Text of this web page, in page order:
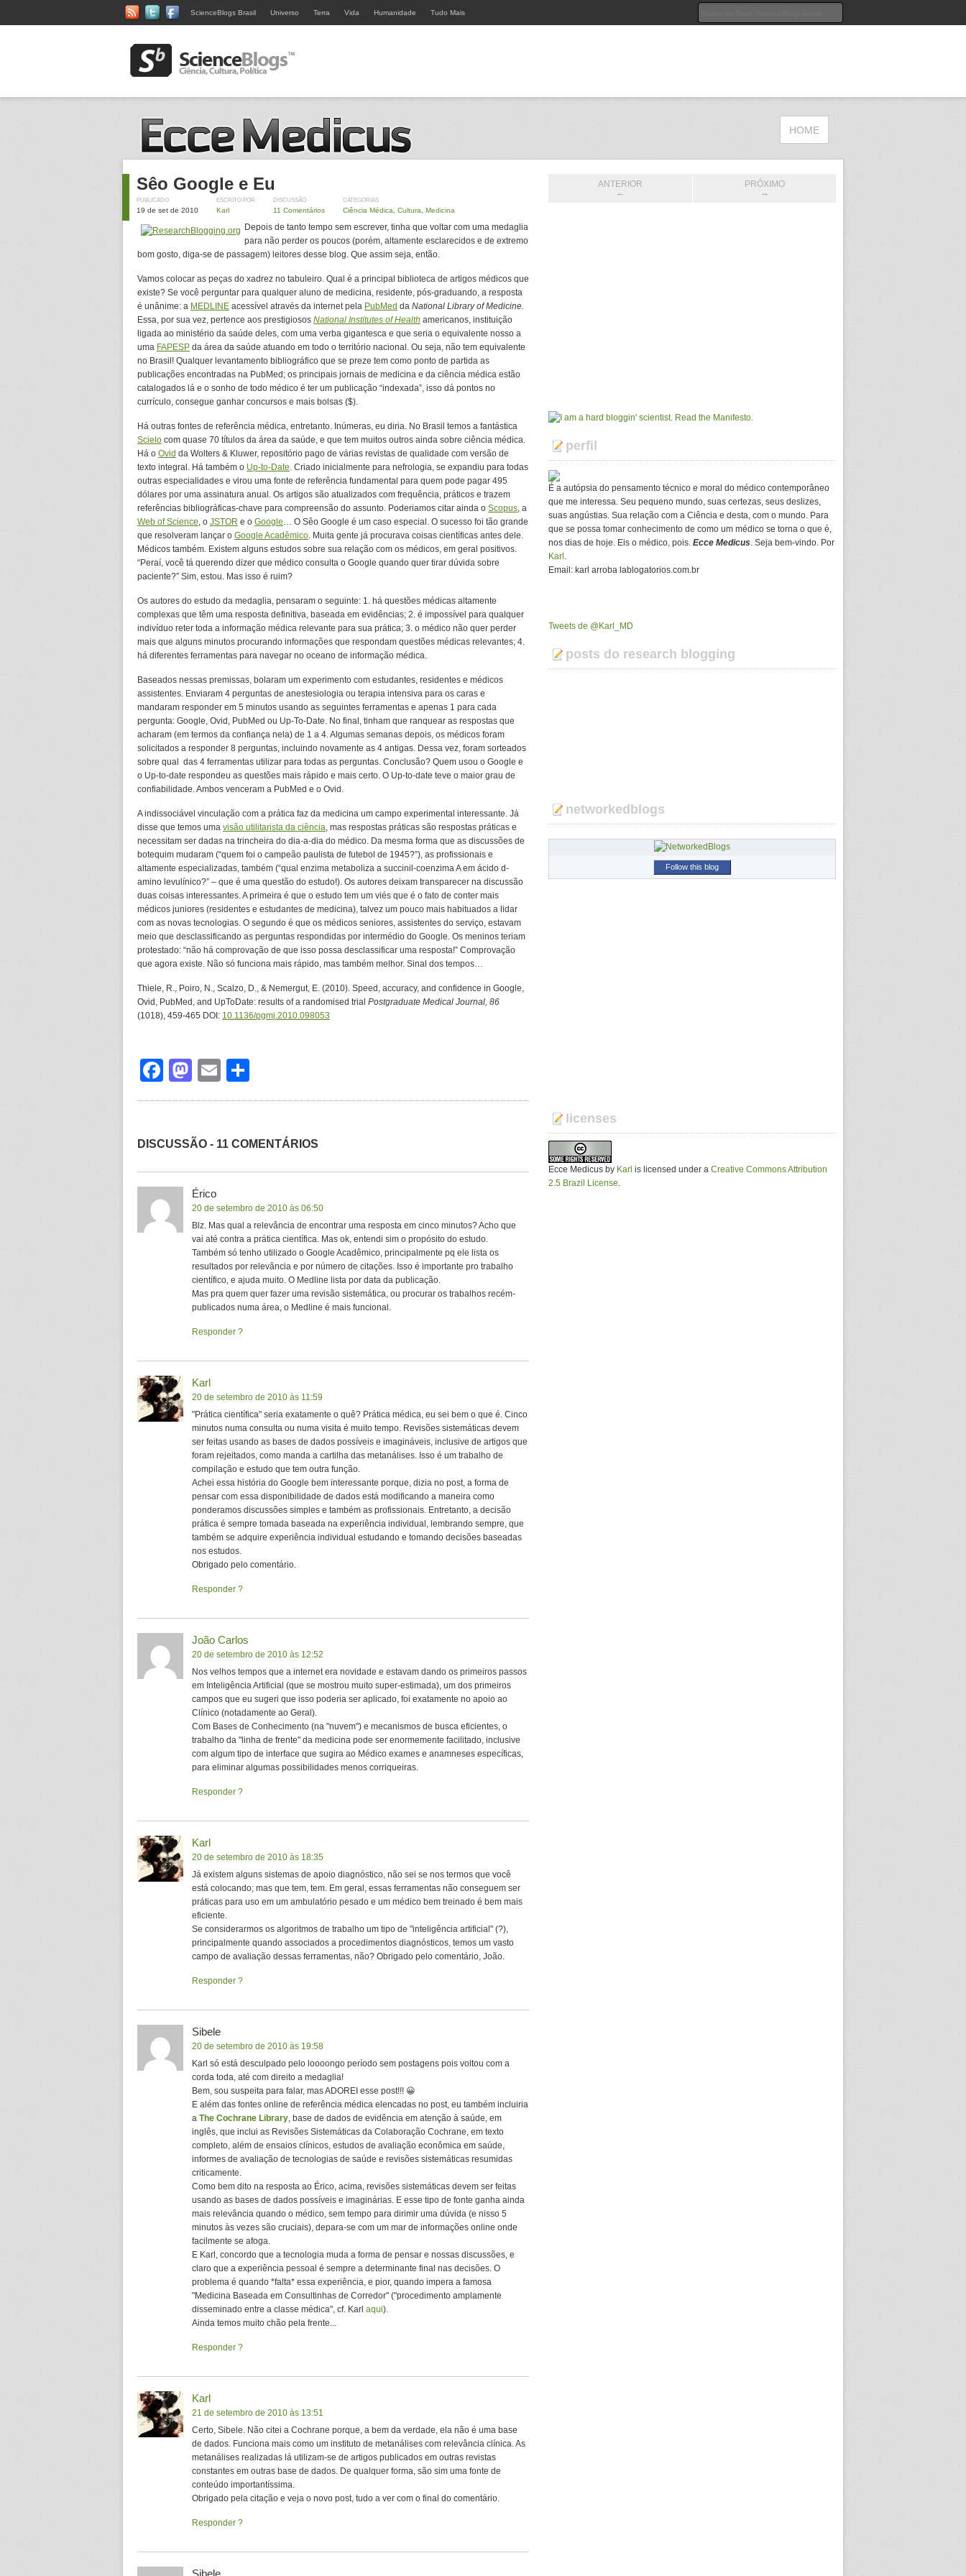
ScienceBlogs Brasil Universo Terra Vida Humanidade Tudo Mais
HOME
Sêo Google e Eu
PUBLICADO
19 de set de 2010
ESCRITO POR
Karl
DISCUSSÃO
11 Comentários
CATEGORIAS
Ciência Médica Cultura Medicina
Depois de tanto tempo sem escrever, tinha que voltar com uma medaglia
para não perder os poucos (porém, altamente esclarecidos e de extremo
bom gosto, diga-se de passagem) leitores desse blog. Que assim seja, então.
Vamos colocar as peças do xadrez no tabuleiro. Qual é a principal biblioteca de artigos médicos que
existe? Se você perguntar para qualquer aluno de medicina, residente, pós-graduando, a resposta
é unânime: a MEDLINE acessível através da internet pela PubMed da National Library of Medicine.
Essa, por sua vez, pertence aos prestigiosos National Institutes of Health americanos, instituição
ligada ao ministério da saúde deles, com uma verba gigantesca e que seria o equivalente nosso a
uma FAPESP da área da saúde atuando em todo o território nacional. Ou seja, não tem equivalente
no Brasil! Qualquer levantamento bibliográfico que se preze tem como ponto de partida as
publicações encontradas na PubMed; os principais jornais de medicina e da ciência médica estão
catalogados lá e o sonho de todo médico é ter um publicação “indexada”, isso dá pontos no
currículo, consegue ganhar concursos e mais bolsas ($).
Há outras fontes de referência médica, entretanto. Inúmeras, eu diria. No Brasil temos a fantástica
Scielo com quase 70 títulos da área da saúde, e que tem muitos outros ainda sobre ciência médica.
Há o Ovid da Wolters & Kluwer, repositório pago de várias revistas de qualidade com versão de
texto integral. Há também o Up-to-Date. Criado inicialmente para nefrologia, se expandiu para todas
outras especialidades e virou uma fonte de referência fundamental para quem pode pagar 495
dólares por uma assinatura anual. Os artigos são atualizados com frequência, práticos e trazem
referências bibliográficas-chave para compreensão do assunto. Poderiamos citar ainda o Scopus, a
Web of Science, o JSTOR e o Google… O Sêo Google é um caso especial. O sucesso foi tão grande
que resolveram lançar o Google Acadêmico. Muita gente já procurava coisas científicas antes dele.
Médicos também. Existem alguns estudos sobre sua relação com os médicos, em geral positivos.
“Peraí, você tá querendo dizer que médico consulta o Google quando quer tirar dúvida sobre
paciente?” Sim, estou. Mas isso é ruim?
Os autores do estudo da medaglia, pensaram o seguinte: 1. há questões médicas altamente
complexas que têm uma resposta definitiva, baseada em evidências; 2. é impossível para qualquer
indivíduo reter toda a informação médica relevante para sua prática; 3. o médico não quer perder
mais que alguns minutos procurando informações que respondam questões médicas relevantes; 4.
há diferentes ferramentas para navegar no oceano de informação médica.
Baseados nessas premissas, bolaram um experimento com estudantes, residentes e médicos
assistentes. Enviaram 4 perguntas de anestesiologia ou terapia intensiva para os caras e
mandaram responder em 5 minutos usando as seguintes ferramentas e apenas 1 para cada
pergunta: Google, Ovid, PubMed ou Up-To-Date. No final, tinham que ranquear as respostas que
acharam (em termos da confiança nela) de 1 a 4. Algumas semanas depois, os médicos foram
solicitados a responder 8 perguntas, incluindo novamente as 4 antigas. Dessa vez, foram sorteados
sobre qual das 4 ferramentas utilizar para todas as perguntas. Conclusão? Quem usou o Google e
o Up-to-date respondeu as questões mais rápido e mais certo. O Up-to-date teve o maior grau de
confiabilidade. Ambos venceram a PubMed e o Ovid.
A indissociável vinculação com a prática faz da medicina um campo experimental interessante. Já
disse que temos uma visão utilitarista da ciência, mas respostas práticas são respostas práticas e
necessitam ser dadas na trincheira do dia-a-dia do médico. Da mesma forma que as discussões de
botequim mudaram (“quem foi o campeão paulista de futebol de 1945?”), as profissionais e
altamente especializadas, também (“qual enzima metaboliza a succinil-coenzima A em ácido d-
amino levulínico?” – que é uma questão do estudo!). Os autores deixam transparecer na discussão
duas coisas interessantes. A primeira é que o estudo tem um viés que é o fato de conter mais
médicos juniores (residentes e estudantes de medicina), talvez um pouco mais habituados a lidar
com as novas tecnologias. O segundo é que os médicos seniores, assistentes do serviço, estavam
meio que desclassificando as perguntas respondidas por intermédio do Google. Os meninos teriam
protestado: “não há comprovação de que isso possa desclassificar uma resposta!” Comprovação
que agora existe. Não só funciona mais rápido, mas também melhor. Sinal dos tempos…
Thiele, R., Poiro, N., Scalzo, D., & Nemergut, E. (2010). Speed, accuracy, and confidence in Google,
Ovid, PubMed, and UpToDate: results of a randomised trial Postgraduate Medical Journal, 86
(1018), 459-465 DOI: 10.1136/pgmj.2010.098053
Facebook
Mastodon
Email
DISCUSSÃO - 11 COMENTÁRIOS
Érico
20 de setembro de 2010 às 06:50
Blz. Mas qual a relevância de encontrar uma resposta em cinco minutos? Acho que
vai até contra a prática científica. Mas ok, entendi sim o propósito do estudo.
Também só tenho utilizado o Google Acadêmico, principalmente pq ele lista os
resultados por relevância e por número de citações. Isso é importante pro trabalho
científico, e ajuda muito. O Medline lista por data da publicação.
Mas pra quem quer fazer uma revisão sistemática, ou procurar os trabalhos recém-
publicados numa área, o Medline é mais funcional.
Responder
Karl
20 de setembro de 2010 às 11:59
"Prática científica" seria exatamente o quê? Prática médica, eu sei bem o que é. Cinco
minutos numa consulta ou numa visita é muito tempo. Revisões sistemáticas devem
ser feitas usando as bases de dados possíveis e imagináveis, inclusive de artigos que
foram rejeitados, como manda a cartilha das metanálises. Isso é um trabalho de
compilação e estudo que tem outra função.
Achei essa história do Google bem interessante porque, dizia no post, a forma de
pensar com essa disponibilidade de dados está modificando a maneira como
ponderamos discussões simples e também as profissionais. Entretanto, a decisão
prática é sempre tomada baseada na experiência individual, lembrando sempre, que
também se adquire experiência individual estudando e tomando decisões baseadas
nos estudos.
Obrigado pelo comentário.
Responder
João Carlos
20 de setembro de 2010 às 12:52
Nos velhos tempos que a internet era novidade e estavam dando os primeiros passos
em Inteligência Artificial (que se mostrou muito super-estimada), um dos primeiros
campos que eu sugeri que isso poderia ser aplicado, foi exatamente no apoio ao
Clínico (notadamente ao Geral).
Com Bases de Conhecimento (na "nuvem") e mecanismos de busca eficientes, o
trabalho da "linha de frente" da medicina pode ser enormemente facilitado, inclusive
com algum tipo de interface que sugira ao Médico exames e anamneses específicas,
para eliminar algumas possibilidades menos corriqueiras.
Responder
Karl
20 de setembro de 2010 às 18:35
Já existem alguns sistemas de apoio diagnóstico, não sei se nos termos que você
está colocando; mas que tem, tem. Em geral, essas ferramentas não conseguem ser
práticas para uso em um ambulatório pesado e um médico bem treinado é bem mais
eficiente.
Se considerarmos os algoritmos de trabalho um tipo de "inteligência artificial" (?),
principalmente quando associados a procedimentos diagnósticos, temos um vasto
campo de avaliação dessas ferramentas, não? Obrigado pelo comentário, João.
Responder
Sibele
20 de setembro de 2010 às 19:58
Karl só está desculpado pelo loooongo período sem postagens pois voltou com a
corda toda, até com direito a medaglia!
Bem, sou suspeita para falar, mas ADOREI esse post!!! 😀
E além das fontes online de referência médica elencadas no post, eu também incluiria
a The Cochrane Library, base de dados de evidência em atenção à saúde, em
inglês, que inclui as Revisões Sistemáticas da Colaboração Cochrane, em texto
completo, além de ensaios clínicos, estudos de avaliação econômica em saúde,
informes de avaliação de tecnologias de saúde e revisões sistemáticas resumidas
criticamente.
Como bem dito na resposta ao Érico, acima, revisões sistemáticas devem ser feitas
usando as bases de dados possíveis e imaginárias. E esse tipo de fonte ganha ainda
mais relevância quando o médico, sem tempo para dirimir uma dúvida (e nisso 5
minutos às vezes são cruciais), depara-se com um mar de informações online onde
facilmente se afoga.
E Karl, concordo que a tecnologia muda a forma de pensar e nossas discussões, e
claro que a experiência pessoal é sempre a determinante final nas decisões. O
problema é quando *falta* essa experiência, e pior, quando impera a famosa
"Medicina Baseada em Consultinhas de Corredor" ("procedimento amplamente
disseminado entre a classe médica", cf. Karl aqui).
Ainda temos muito chão pela frente...
Responder
Karl
21 de setembro de 2010 às 13:51
Certo, Sibele. Não citei a Cochrane porque, a bem da verdade, ela não é uma base
de dados. Funciona mais como um instituto de metanálises com relevância clínica. As
metanálises realizadas lá utilizam-se de artigos publicados em outras revistas
constantes em outras base de dados. De qualquer forma, são sim uma fonte de
conteúdo importantíssima.
Obrigado pela citação e veja o novo post, tudo a ver com o final do comentário.
Responder
Sibele
ANTERIOR
←
PRÓXIMO
→
perfil
É a autópsia do pensamento técnico e moral do médico contemporâneo
que me interessa. Seu pequeno mundo, suas certezas, seus deslizes,
suas angústias. Sua relação com a Ciência e desta, com o mundo. Para
que se possa tomar conhecimento de como um médico se torna o que é,
nos dias de hoje. Eis o médico, pois. Ecce Medicus. Seja bem-vindo. Por
Karl .
Email: karl arroba lablogatorios.com.br
Tweets de @Karl_MD
posts do research blogging
networkedblogs
Follow this blog
licenses
Ecce Medicus by Karl is licensed under a Creative Commons Attribution
2.5 Brazil License.